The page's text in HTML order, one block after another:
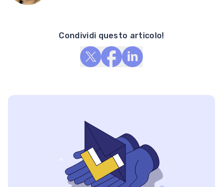
Condividi questo articolo!